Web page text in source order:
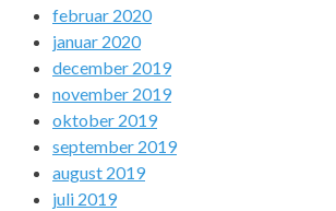
februar 2020
januar 2020
december 2019
november 2019
oktober 2019
september 2019
august 2019
juli 2019